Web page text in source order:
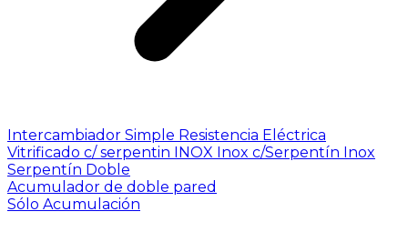
Intercambiador Simple Resistencia Eléctrica
Vitrificado c/ serpentin INOX Inox c/Serpentín Inox
Serpentín Doble
Acumulador de doble pared
Sólo Acumulación